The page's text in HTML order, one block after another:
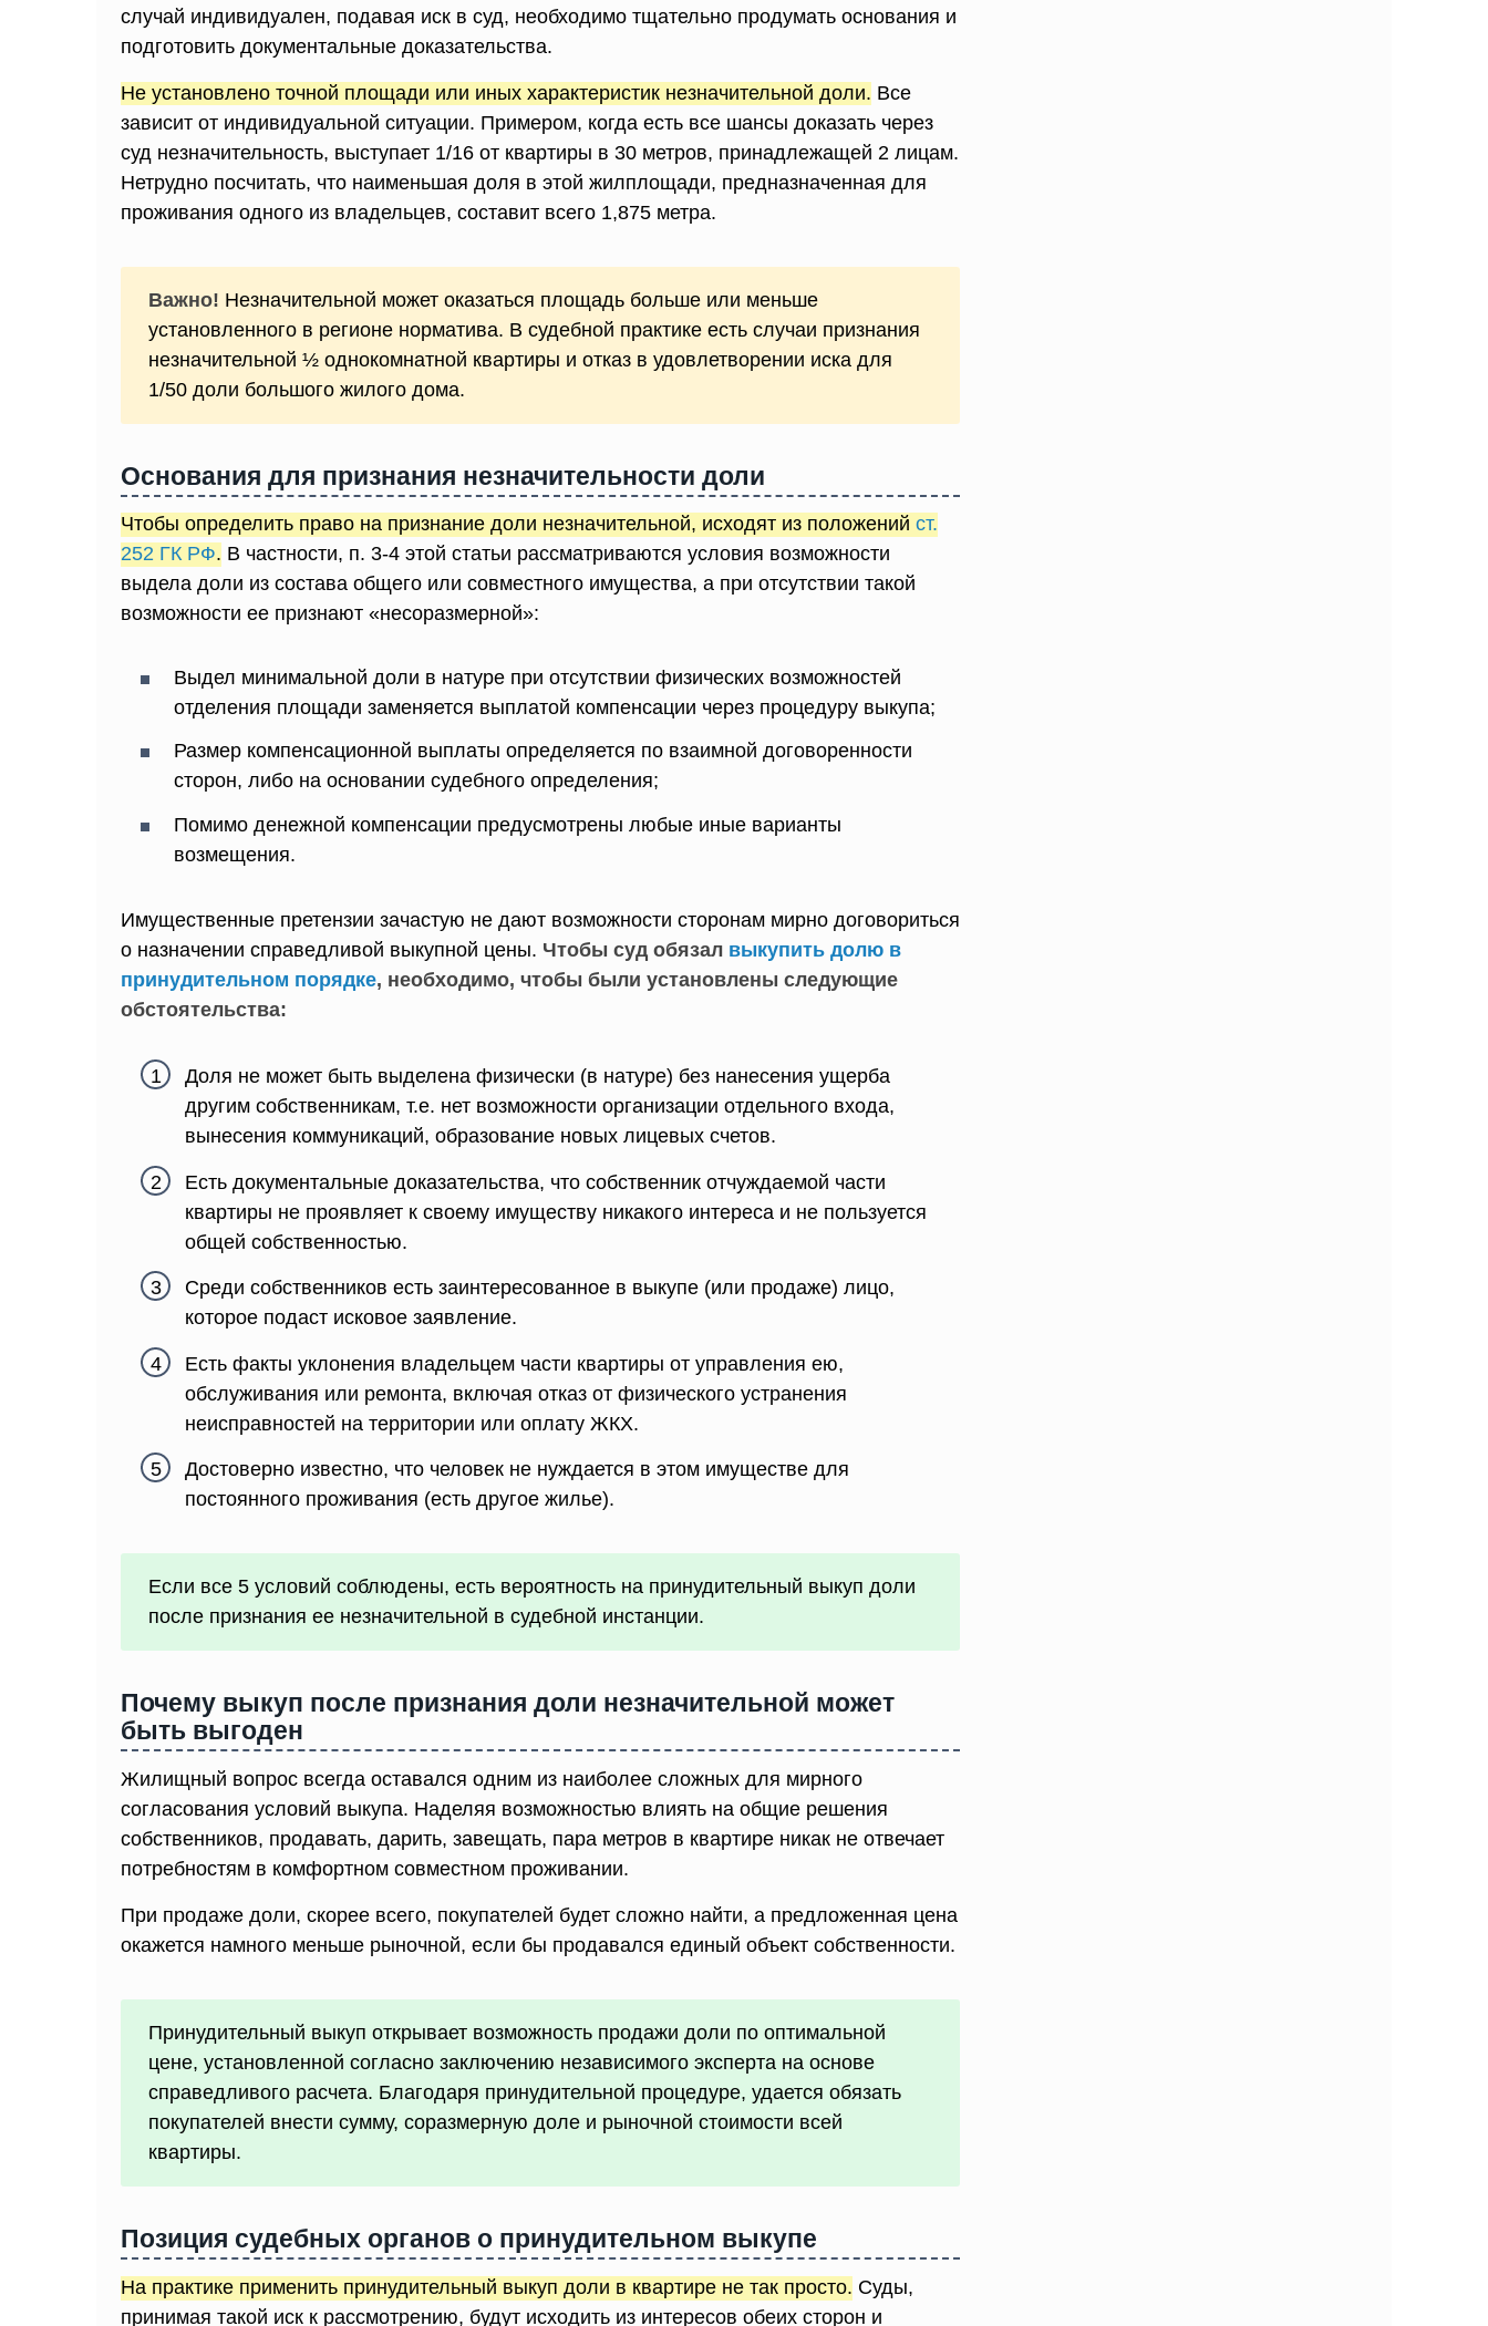
случай индивидуален, подавая иск в суд, необходимо тщательно продумать основания и
подготовить документальные доказательства.
Не установлено точной площади или иных характеристик незначительной доли. Все
зависит от индивидуальной ситуации. Примером, когда есть все шансы доказать через
суд незначительность, выступает 1/16 от квартиры в 30 метров, принадлежащей 2 лицам.
Нетрудно посчитать, что наименьшая доля в этой жилплощади, предназначенная для
проживания одного из владельцев, составит всего 1,875 метра.
Важно! Незначительной может оказаться площадь больше или меньше
установленного в регионе норматива. В судебной практике есть случаи признания
незначительной ½ однокомнатной квартиры и отказ в удовлетворении иска для
1/50 доли большого жилого дома.
Основания для признания незначительности доли
Чтобы определить право на признание доли незначительной, исходят из положений ст.
252 ГК РФ. В частности, п. 3-4 этой статьи рассматриваются условия возможности
выдела доли из состава общего или совместного имущества, а при отсутствии такой
возможности ее признают «несоразмерной»:
Выдел минимальной доли в натуре при отсутствии физических возможностей
отделения площади заменяется выплатой компенсации через процедуру выкупа;
Размер компенсационной выплаты определяется по взаимной договоренности
сторон, либо на основании судебного определения;
Помимо денежной компенсации предусмотрены любые иные варианты
возмещения.
Имущественные претензии зачастую не дают возможности сторонам мирно договориться
о назначении справедливой выкупной цены. Чтобы суд обязал выкупить долю в
принудительном порядке, необходимо, чтобы были установлены следующие
обстоятельства:
Доля не может быть выделена физически (в натуре) без нанесения ущерба
другим собственникам, т.е. нет возможности организации отдельного входа,
вынесения коммуникаций, образование новых лицевых счетов.
Есть документальные доказательства, что собственник отчуждаемой части
квартиры не проявляет к своему имуществу никакого интереса и не пользуется
общей собственностью.
Среди собственников есть заинтересованное в выкупе (или продаже) лицо,
которое подаст исковое заявление.
Есть факты уклонения владельцем части квартиры от управления ею,
обслуживания или ремонта, включая отказ от физического устранения
неисправностей на территории или оплату ЖКХ.
Достоверно известно, что человек не нуждается в этом имуществе для
постоянного проживания (есть другое жилье).
Если все 5 условий соблюдены, есть вероятность на принудительный выкуп доли
после признания ее незначительной в судебной инстанции.
Почему выкуп после признания доли незначительной может
быть выгоден
Жилищный вопрос всегда оставался одним из наиболее сложных для мирного
согласования условий выкупа. Наделяя возможностью влиять на общие решения
собственников, продавать, дарить, завещать, пара метров в квартире никак не отвечает
потребностям в комфортном совместном проживании.
При продаже доли, скорее всего, покупателей будет сложно найти, а предложенная цена
окажется намного меньше рыночной, если бы продавался единый объект собственности.
Принудительный выкуп открывает возможность продажи доли по оптимальной
цене, установленной согласно заключению независимого эксперта на основе
справедливого расчета. Благодаря принудительной процедуре, удается обязать
покупателей внести сумму, соразмерную доле и рыночной стоимости всей
квартиры.
Позиция судебных органов о принудительном выкупе
На практике применить принудительный выкуп доли в квартире не так просто. Суды,
принимая такой иск к рассмотрению, будут исходить из интересов обеих сторон и